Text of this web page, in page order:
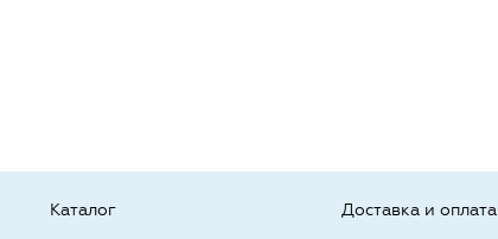
Каталог
Доставка и оплата